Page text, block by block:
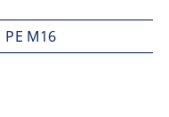
PE M16